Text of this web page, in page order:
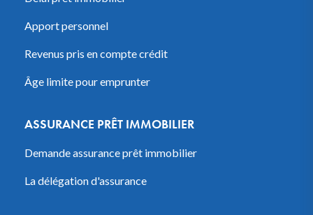
Apport personnel
Revenus pris en compte crédit
Âge limite pour emprunter
ASSURANCE PRÊT IMMOBILIER
Demande assurance prêt immobilier
La délégation d'assurance